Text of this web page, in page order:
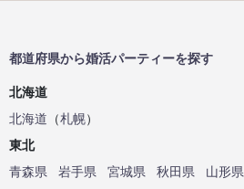
都道府県から婚活パーティーを探す
北海道
北海道 （札幌）
東北
青森県
岩手県 宮城県 秋田県 山形県